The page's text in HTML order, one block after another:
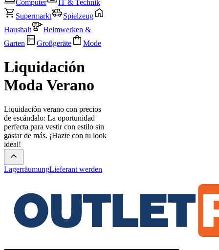
Computer
IT & Technik
Supermarkt
Spielzeug
Haushalt
Heimwerken &
Garten
Großgeräte Mode
Liquidación
Moda Verano
Liquidación verano con precios
de escándalo: La oportunidad
perfecta para vestir con estilo sin
gastar de más. ¡Hazte con tu look
ideal!
LagerräumungLieferant werden